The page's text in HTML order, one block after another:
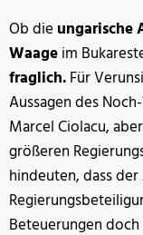
Ob die ungarische
Waageim
fraglich.Für
Aussagen des
Marcel Ciolacu,
größeren
hindeuten, dass
Beteuerungen doch